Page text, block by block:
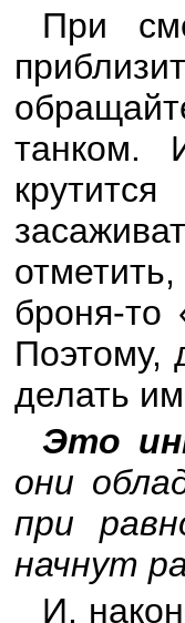
При
танком.
броня-то
Поэтому,
делать
Это
они
при
начнут
И,